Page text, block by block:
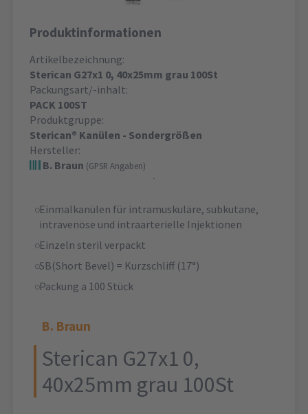
Produktinformationen
Artikelbezeichnung:
Sterican G27x1 0, 40x25mm grau 100St
Packungsart/-inhalt:
PACK 100ST
Produktgruppe:
Sterican® Kanülen - Sondergrößen
Hersteller:
B. Braun (GPSR Angaben)
Einmalkanülen für intramuskuläre, subkutane,
intravenöse und intraarterielle Injektionen
Einzeln steril verpackt
SB(Short Bevel) = Kurzschliff (17°)
Packung a 100 Stück
B. Braun
Sterican G27x1 0,
40x25mm grau 100St